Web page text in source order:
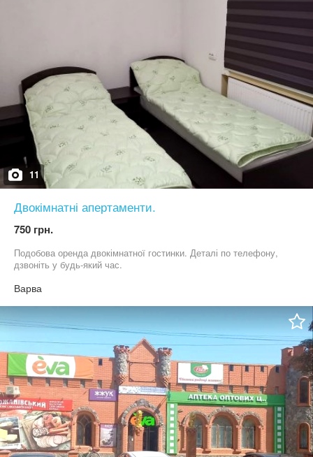
11
Двокімнатні апертаменти.
750 грн.
Подобова оренда двокімнатної гостинки. Деталі по телефону,
дзвоніть у будь-який час.
Варва